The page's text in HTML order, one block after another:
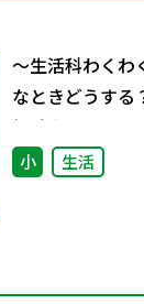
～生活科わくわ
なときどうする
相談室
小 生活